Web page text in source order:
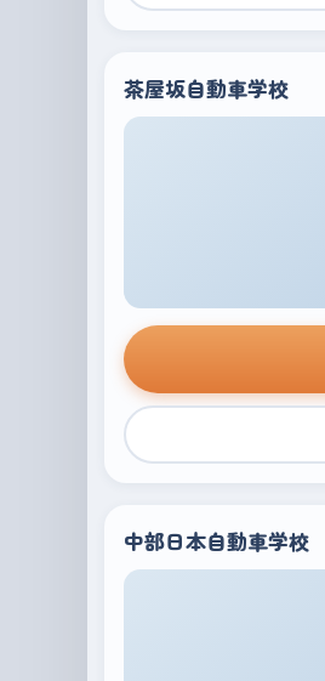
茶屋坂自動車学校
中部日本自動車学校